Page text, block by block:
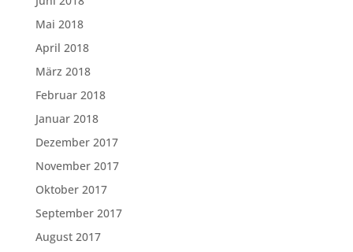
Mai 2018
April 2018
März 2018
Februar 2018
Januar 2018
Dezember 2017
November 2017
Oktober 2017
September 2017
August 2017